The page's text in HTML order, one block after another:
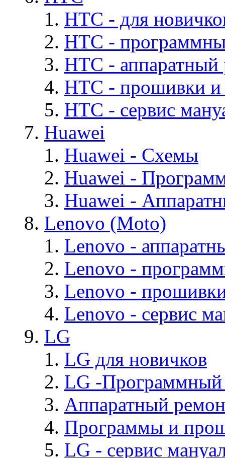
HTC - для
HTC -
HTC - аппаратный
HTC - прошивки
HTC - cервис
Huawei
Huawei - Cхемы
Huawei -
Huawei -
Lenovo (Moto)
Lenovo -
Lenovo -
Lenovo -
Lenovo - cервис
LG
LG для новичков
LG -Программный
Аппаратный
Программы и
LG - cервис